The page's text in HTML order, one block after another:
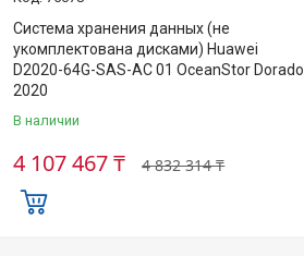
Система хранения данных (не
укомплектована дисками) Huawei
D2020-64G-SAS-AC 01 OceanStor Dorado
2020
В наличии
4 832 314 ₸
4 107 467 ₸